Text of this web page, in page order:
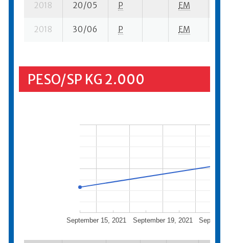
2018 20/05 P EM
2018 30/06 P EM
PESO/SP KG 2.000
September 15, 2021 September 19, 2021